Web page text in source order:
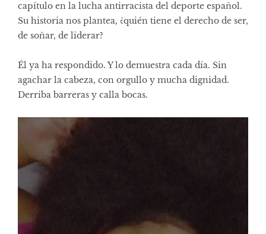
capítulo en la lucha antirracista del deporte español.
Su historia nos plantea, ¿quién tiene el derecho de ser,
de soñar, de liderar?
Él ya ha respondido. Y lo demuestra cada día. Sin
agachar la cabeza, con orgullo y mucha dignidad.
Derriba barreras y calla bocas.